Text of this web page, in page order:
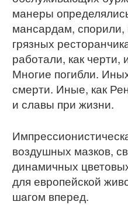
манеры
мансардам,
грязных
работали, как черти,
Многие погибли.
смерти. Иные, как
и славы при жизни.
воздушных мазков,
динамичных
для европейской
шагом вперед.